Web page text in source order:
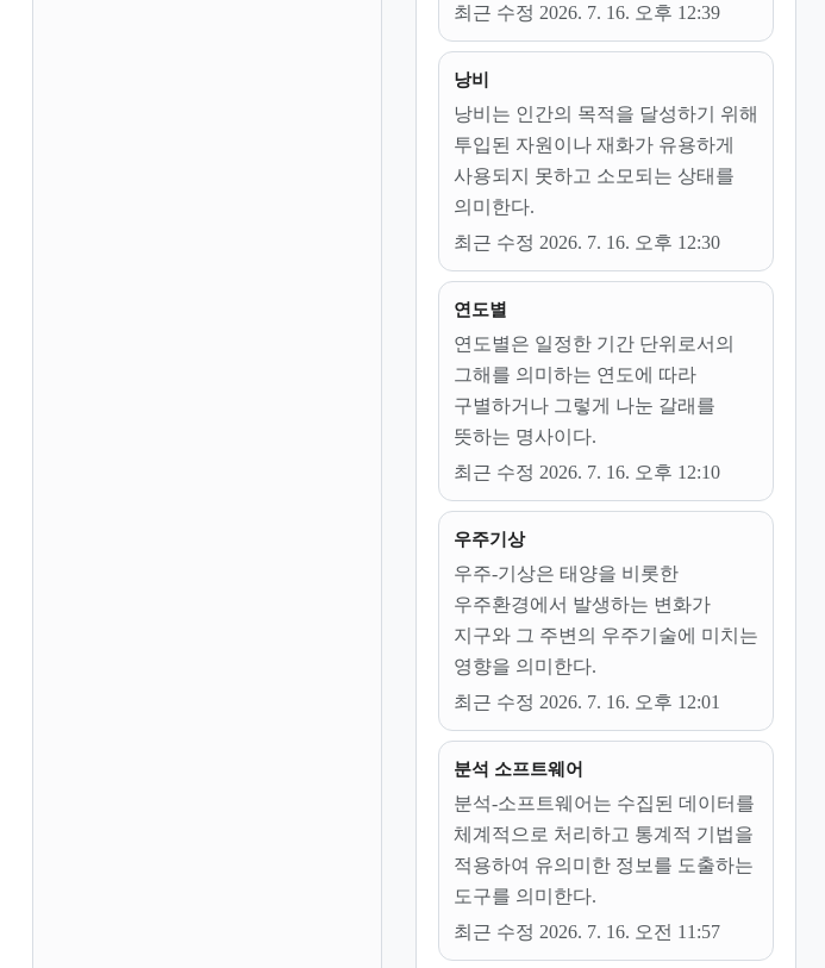
최근 수정 2026. 7. 16. 오후 12:39
낭비
낭비는 인간의 목적을 달성하기 위해
투입된 자원이나 재화가 유용하게
사용되지 못하고 소모되는 상태를
의미한다.
최근 수정 2026. 7. 16. 오후 12:30
연도별
연도별은 일정한 기간 단위로서의
그해를 의미하는 연도에 따라
구별하거나 그렇게 나눈 갈래를
뜻하는 명사이다.
최근 수정 2026. 7. 16. 오후 12:10
우주기상
우주-기상은 태양을 비롯한
우주환경에서 발생하는 변화가
지구와 그 주변의 우주기술에 미치는
영향을 의미한다.
최근 수정 2026. 7. 16. 오후 12:01
분석 소프트웨어
분석-소프트웨어는 수집된 데이터를
체계적으로 처리하고 통계적 기법을
적용하여 유의미한 정보를 도출하는
도구를 의미한다.
최근 수정 2026. 7. 16. 오전 11:57